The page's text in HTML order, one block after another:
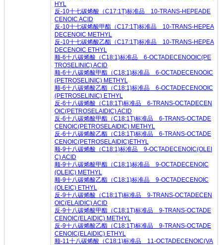
HYL
反-10十七碳烯酸（C17:1T)标准品 10-TRANS-HEPEADE
CENOIC ACID
反-10十七碳烯酸甲酯（C17:1T)标准品 10-TRANS-HEPEA
DECENOIC METHYL
反-10十七碳烯酸乙酯（C17:1T)标准品 10-TRANS-HEPEA
DECENOIC ETHYL
顺-6十八碳烯酸（C18:1)标准品 6-OCTADECENOOIC(PE
TROSELINIC) ACID
顺-6十八碳烯酸甲酯（C18:1)标准品 6-OCTADECENOOIC
(PETROSELINIC) METHYL
顺-6十八碳烯酸乙酯（C18:1)标准品 6-OCTADECENOOIC
(PETROSELINIC) ETHYL
反-6十八碳烯酸（C18:1T)标准品 6-TRANS-OCTADECEN
OIC(PETROSELAIDIC) ACID
反-6十八碳烯酸甲酯（C18:1T)标准品 6-TRANS-OCTADE
CENOIC(PETROSELAIDIC) METHYL
反-6十八碳烯酸乙酯（C18:1T)标准品 6-TRANS-OCTADE
CENOIC(PETROSELAIDIC)ETHYL
顺-9十八碳烯酸（C18:1)标准品 9-OCTADECENOIC(OLEI
C) ACID
顺-9十八碳烯酸甲酯（C18:1)标准品 9-OCTADECENOIC
(OLEIC) METHYL
顺-9十八碳烯酸乙酯（C18:1)标准品 9-OCTADECENOIC
(OLEIC) ETHYL
反-9十八碳烯酸（C18:1T)标准品 9-TRANS-OCTADECEN
OIC(ELAIDIC) ACID
反-9十八碳烯酸甲酯（C18:1T)标准品 9-TRANS-OCTADE
CENOIC(ELAIDIC) METHYL
反-9十八碳烯酸乙酯（C18:1T)标准品 9-TRANS-OCTADE
CENOIC(ELAIDIC) ETHYL
顺-11十八碳烯酸（C18:1)标准品 11-OCTADECENOIC(VA